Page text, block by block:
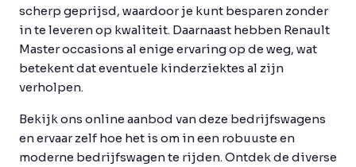
scherp geprijsd, waardoor je kunt besparen zonder
in te leveren op kwaliteit. Daarnaast hebben Renault
Master occasions al enige ervaring op de weg, wat
betekent dat eventuele kinderziektes al zijn
verholpen.
Bekijk ons online aanbod van deze bedrijfswagens
en ervaar zelf hoe het is om in een robuuste en
moderne bedrijfswagen te rijden. Ontdek de diverse